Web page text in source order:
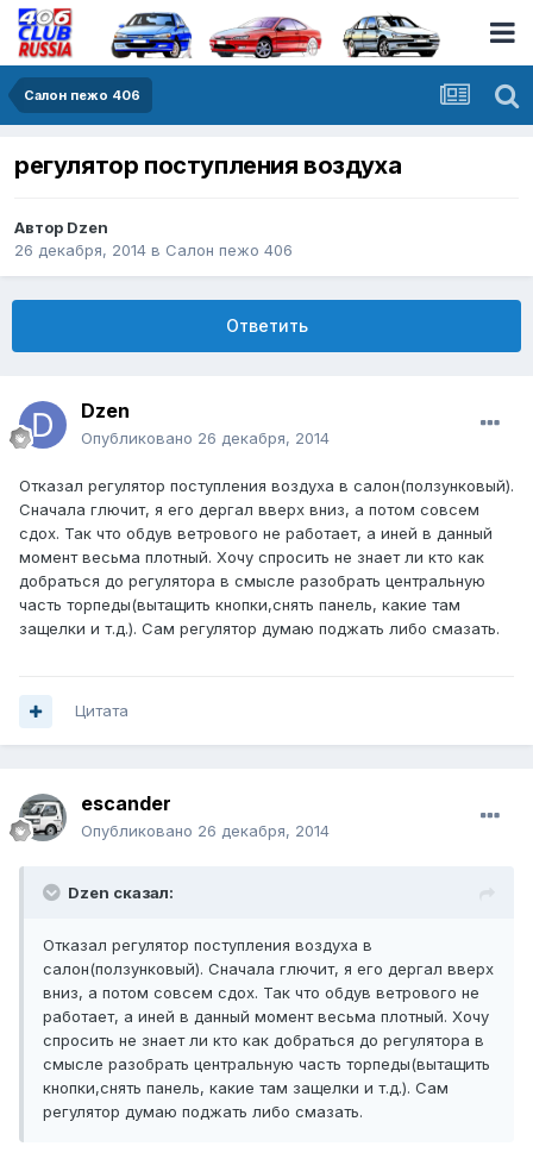
Салон пежо 406
регулятор поступления воздуха
Автор Dzen
26 декабря, 2014 в Салон пежо 406
Ответить
Dzen
Опубликовано 26 декабря, 2014
Отказал регулятор поступления воздуха в салон(ползунковый).
Сначала глючит, я его дергал вверх вниз, а потом совсем
сдох. Так что обдув ветрового не работает, а иней в данный
момент весьма плотный. Хочу спросить не знает ли кто как
добраться до регулятора в смысле разобрать центральную
часть торпеды(вытащить кнопки,снять панель, какие там
защелки и т.д.). Сам регулятор думаю поджать либо смазать.
Цитата
escander
Опубликовано 26 декабря, 2014
Dzen сказал:
Отказал регулятор поступления воздуха в
салон(ползунковый). Сначала глючит, я его дергал вверх
вниз, а потом совсем сдох. Так что обдув ветрового не
работает, а иней в данный момент весьма плотный. Хочу
спросить не знает ли кто как добраться до регулятора в
смысле разобрать центральную часть торпеды(вытащить
кнопки,снять панель, какие там защелки и т.д.). Сам
регулятор думаю поджать либо смазать.